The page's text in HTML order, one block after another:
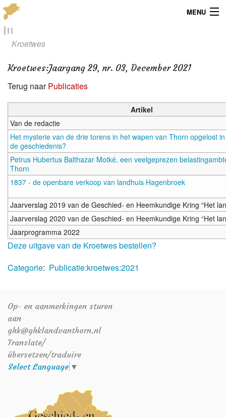
MENU
Menu
Dialect
Locaties
Kaarten
Overig
Verenigingsinfo
Kroetwes
Kroetwes:Jaargang 29, nr. 03, December 2021
Terug naarPublicaties
Artikel
Van de redactie
Het mysterie van de drie torens in het wapen van Thorn opgelost
de geschiedenis?
Petrus Hubertus Balthazar Motké, een veelgeprezen
Thorn
1837 - de openbare verkoop van landhuis Hagenbroek
Jaarverslag 2019 van de Geschied- en Heemkundige Kring “Het
Jaarverslag 2020 van de Geschied- en Heemkundige Kring “Het
Jaarprogramma 2022
Deze uitgave van de Kroetwes bestellen?
Categorie: Publicatie:kroetwes:2021
Op- en aanmerkingen sturen
aan
ghk@ghklandvanthorn.nl
Translate/
übersetzen/traduire
Select Language ▼